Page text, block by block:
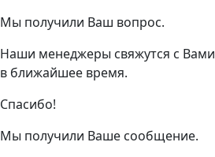
Мы получили Ваш вопрос.
Наши менеджеры свяжутся с Вами
в ближайшее время.
Спасибо!
Мы получили Ваше сообщение.